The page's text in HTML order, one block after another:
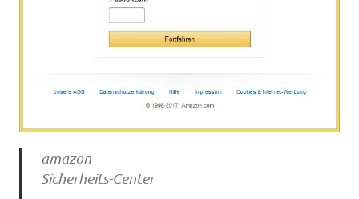
amazon
Sicherheits-Center